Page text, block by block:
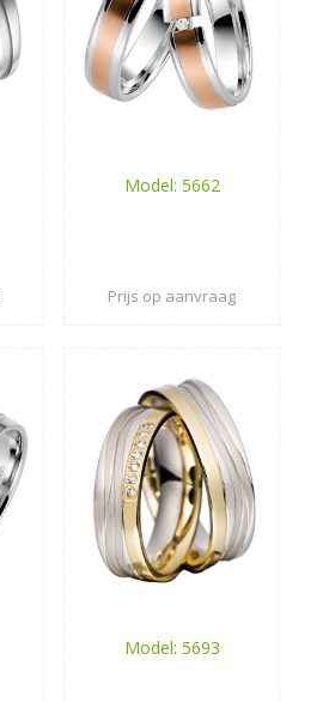
Model: 5662
Prijs op aanvraag
Model: 5693